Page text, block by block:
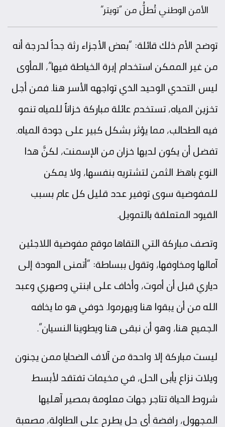
الأمن الوطني تُطلُّ من “تويتر”
توضح الأم ذلك قائلة: “بعض الأجزاء رثة جداً لدرجة أنه
من غير الممكن استخدام إبرة الخياطة فيها”، المأوى
ليس التحدي الوحيد الذي تواجهه الأسر هنا. فمن أجل
تخزين المياه، تستخدم عائلة مباركة خزاناً للمياه تنمو
فيه الطحالب، مما يؤثر بشكل كبير على جودة المياه.
تفضل أن يكون لديها خزان من الإسمنت، لكنَّ هذا
النوع باهظ الثمن لتشتريه بنفسها، ولا يمكن
للمفوضية سوى توفير عدد قليل كل عام بسبب
القيود المتعلقة بالتمويل.
وتصف مباركة التي التقاها موقع مفوضية اللاجئين
آمالها ومخاوفها، وتقول ببساطة: “أتمنى العودة إلى
دياري قبل أن أموت، وأخاف على ابنتي وصهري وعبد
الله من أن يبقوا هنا ويهرموا. خوفي هو ما يخافه
الجميع هنا، وهو أن نبقى هنا ويطوينا النسيان”.
ليست مباركة إلا واحدة من آلاف الضحايا ممن يجنون
ويلات نزاع يأبى الحل، في مخيمات تفتقد لأبسط
شروط الحياة تتاجر جهات معلومة بمصير آهليها
المجهول، رافضة أي حل يطرح على الطاولة، مصعبة